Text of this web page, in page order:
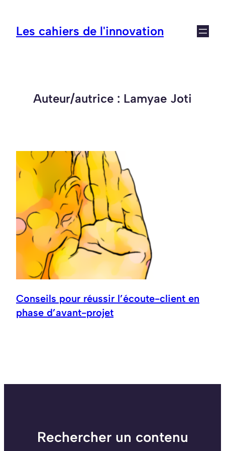
contenu
Les cahiers de l'innovation
Auteur/autrice : Lamyae Joti
Conseils pour réussir l’écoute-client en
phase d’avant-projet
Rechercher un contenu